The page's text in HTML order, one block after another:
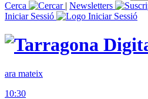
Cerca
| Newsletters
Iniciar Sessió
ara mateix
10:30